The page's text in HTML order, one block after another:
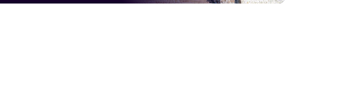
que muestra la recuperación de